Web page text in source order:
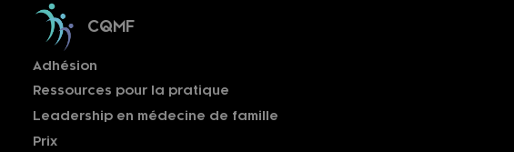
CQMF
Adhésion
Ressources pour la pratique
Leadership en médecine de famille
Prix